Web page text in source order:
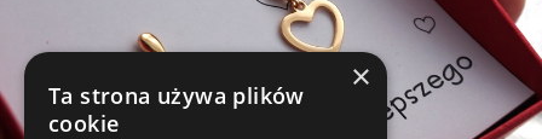
×
Ta strona używa plików
cookie